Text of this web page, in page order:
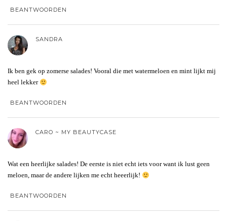
BEANTWOORDEN
SANDRA
Ik ben gek op zomerse salades! Vooral die met watermeloen en mint lijkt mij
heel lekker
BEANTWOORDEN
CARO ~ MY BEAUTYCASE
Wat een heerlijke salades! De eerste is niet echt iets voor want ik lust geen
meloen, maar de andere lijken me echt heeerlijk!
BEANTWOORDEN